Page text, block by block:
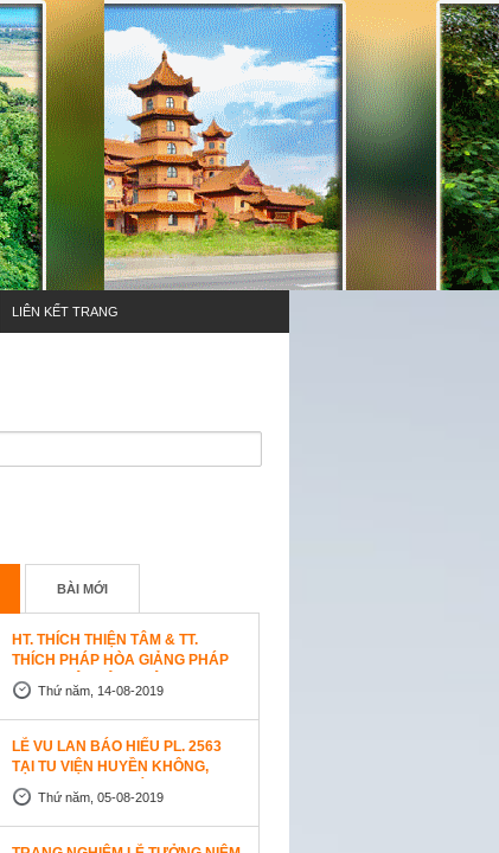
LIÊN KẾT TRANG
BÀI MỚI
HT. THÍCH THIỆN TÂM & TT.
THÍCH PHÁP HÒA GIẢNG PHÁP
TẠI TU VIỆN TÂY THIÊN
WESTLOCK, CANADA
Thứ năm, 14-08-2019
LỄ VU LAN BÁO HIẾU PL. 2563
TẠI TU VIỆN HUYỀN KHÔNG,
SAN JOSE (HOA KỲ)
Thứ năm, 05-08-2019